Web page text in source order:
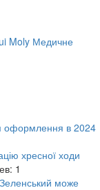
Moly Медичне
оформлення в 2024
хресної ходи
1
може